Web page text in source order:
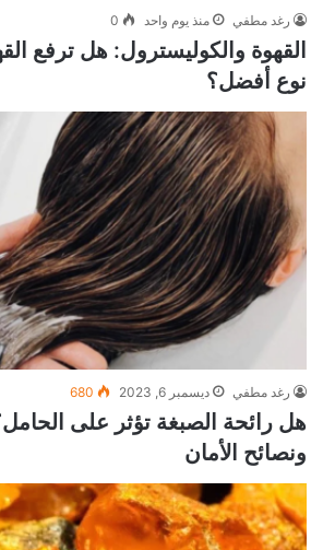
رغد مطفي منذ يوم واحد 0
نوع أفضل؟
رغد مطفي ديسمبر 6, 2023 680
هل رائحة الصبغة تؤثر على
ونصائح الأمان